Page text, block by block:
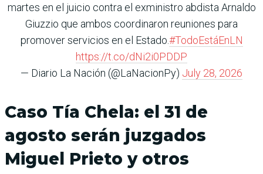
martes en el juicio contra el exministro abdista Arnaldo
Giuzzio que ambos coordinaron reuniones para
promover servicios en el Estado.#TodoEstáEnLN
https://t.co/dNi2i0PDDP
— Diario La Nación (@LaNacionPy) July 28, 2026
Caso Tía Chela: el 31 de
agosto serán juzgados
Miguel Prieto y otros